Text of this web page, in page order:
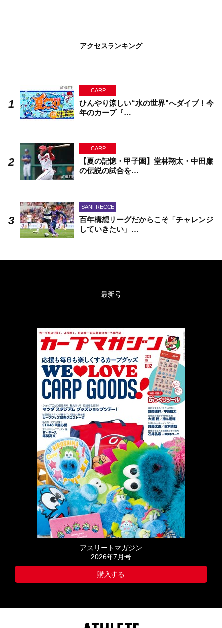
アクセスランキング
CARP
ひんやり涼しい“水の世界”へダイブ！今
年のカープ『…
CARP
【夏の記憶・甲子園】堂林翔太・中田廉
の伝説の試合を…
SANFRECCE
百年構想リーグだからこそ「チャレンジ
していきたい」…
最新号
アスリートマガジン
2026年7月号
購入する